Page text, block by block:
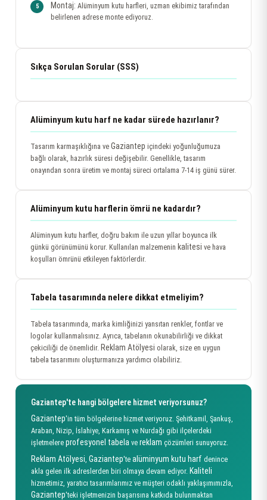
Montaj: Alüminyum kutu harfleri, uzman ekibimiz tarafından
belirlenen adrese monte ediyoruz.
Sıkça Sorulan Sorular (SSS)
Alüminyum kutu harf ne kadar sürede hazırlanır?
Tasarım karmaşıklığına ve Gaziantep içindeki yoğunluğumuza
bağlı olarak, hazırlık süresi değişebilir. Genellikle, tasarım
onayından sonra üretim ve montaj süreci ortalama 7-14 iş günü sürer.
Alüminyum kutu harflerin ömrü ne kadardır?
Alüminyum kutu harfler, doğru bakım ile uzun yıllar boyunca ilk
günkü görünümünü korur. Kullanılan malzemenin kalitesi ve hava
koşulları ömrünü etkileyen faktörlerdir.
Tabela tasarımında nelere dikkat etmeliyim?
Tabela tasarımında, marka kimliğinizi yansıtan renkler, fontlar ve
logolar kullanmalısınız. Ayrıca, tabelanın okunabilirliği ve dikkat
çekiciliği de önemlidir. Reklam Atölyesi olarak, size en uygun
tabela tasarımını oluşturmanıza yardımcı olabiliriz.
Gaziantep'te hangi bölgelere hizmet veriyorsunuz?
Gaziantep'in tüm bölgelerine hizmet veriyoruz. Şehitkamil, Şankuş,
Araban, Nizip, İslahiye, Karkamış ve Nurdağı gibi ilçelerdeki
işletmelere profesyonel tabela ve reklam çözümleri sunuyoruz.
Reklam Atölyesi, Gaziantep'te alüminyum kutu harf denince
akla gelen ilk adreslerden biri olmaya devam ediyor. Kaliteli
hizmetimiz, yaratıcı tasarımlarımız ve müşteri odaklı yaklaşımımızla,
Gaziantep'teki işletmenizin başarısına katkıda bulunmaktan